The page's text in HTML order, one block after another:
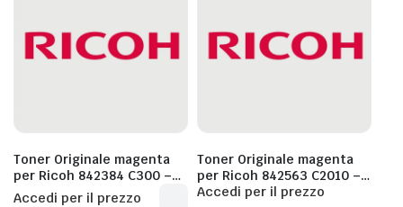
Toner Originale magenta
per Ricoh 842384 C300 –
6.000 Pagine al 5%
Accedi per il prezzo
Toner Originale magenta
per Ricoh 842563 C2010 –
18.000 Pagine al 5%
Accedi per il prezzo